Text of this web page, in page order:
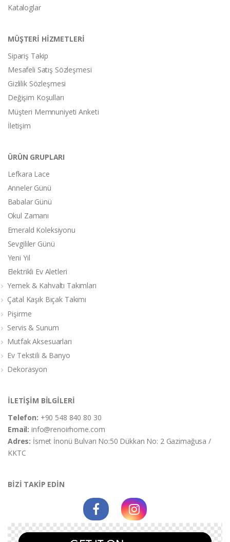
Kataloglar
MÜŞTERİ HİZMETLERİ
Sipariş Takip
Mesafeli Satış Sözleşmesi
Gizlilik Sözleşmesi
Değişim Koşulları
Müşteri Memnuniyeti Anketi
İletişim
ÜRÜN GRUPLARI
Lefkara Lace
Anneler Günü
Babalar Günü
Okul Zamanı
Emerald Koleksiyonu
Sevgililer Günü
Yeni Yıl
Elektrikli Ev Aletleri
Yemek & Kahvaltı Takımları
Çatal Kaşık Bıçak Takımı
Pişirme
Servis & Sunum
Mutfak Aksesuarları
Ev Tekstili & Banyo
Dekorasyon
İLETİŞİM BİLGİLERİ
Telefon: +90 548 840 80 30
Email:info@renoirhome.com
Adres: İsmet İnonü Bulvarı No:50 Dükkan No: 2 Gazimağusa /
KKTC
BİZİ TAKİP EDİN